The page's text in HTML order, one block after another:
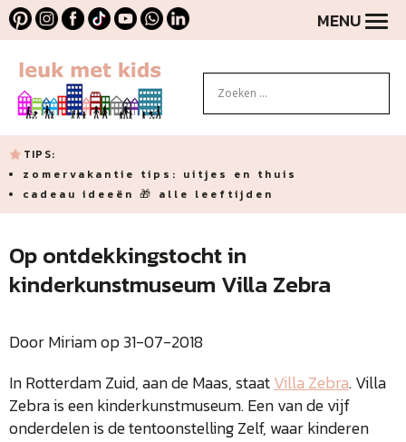
MENU
TIPS:
zomervakantie tips: uitjes en thuis
cadeau ideeën 🎁 alle leeftijden
Op ontdekkingstocht in
kinderkunstmuseum Villa Zebra
Door Miriam op 31-07-2018
In Rotterdam Zuid, aan de Maas, staatVilla Zebra. Villa
Zebra is een kinderkunstmuseum. Een van de vijf
onderdelen is de tentoonstelling Zelf, waar kinderen